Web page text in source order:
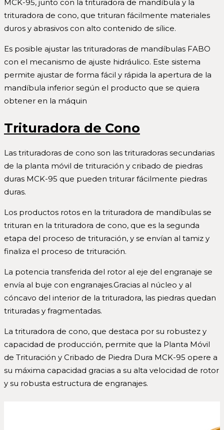
MCK-95, junto con la trituradora de mandíbula y la
trituradora de cono, que trituran fácilmente materiales
duros y abrasivos con alto contenido de sílice.
Es posible ajustar las trituradoras de mandíbulas FABO
con el mecanismo de ajuste hidráulico. Este sistema
permite ajustar de forma fácil y rápida la apertura de la
mandíbula inferior según el producto que se quiera
obtener en la máquin
Trituradora de Cono
Las trituradoras de cono son las trituradoras secundarias
de la planta móvil de trituración y cribado de piedras
duras MCK-95 que pueden triturar fácilmente piedras
duras.
Los productos rotos en la trituradora de mandíbulas se
trituran en la trituradora de cono, que es la segunda
etapa del proceso de trituración, y se envían al tamiz y
finaliza el proceso de trituración.
La potencia transferida del rotor al eje del engranaje se
envía al buje con engranajes.Gracias al núcleo y al
cóncavo del interior de la trituradora, las piedras quedan
trituradas y fragmentadas.
La trituradora de cono, que destaca por su robustez y
capacidad de producción, permite que la Planta Móvil
de Trituración y Cribado de Piedra Dura MCK-95 opere a
su máxima capacidad gracias a su alta velocidad de rotor
y su robusta estructura de engranajes.